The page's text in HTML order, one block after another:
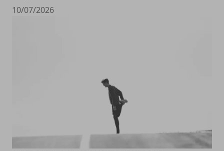
10/07/2026